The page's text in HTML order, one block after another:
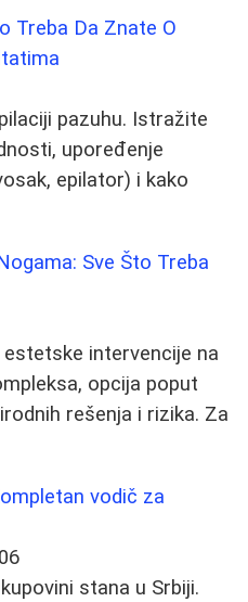
Treba Da Znate O
pazuhu. Istražite
upoređenje
epilator) i kako
Sve Što Treba
intervencije na
opcija poput
rešenja i rizika. Za
vodič za
stana u Srbiji.